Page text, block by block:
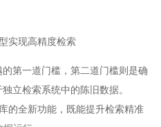
实现高精度检索
第一道门槛，第二道门槛则是确
立检索系统中的陈旧数据。
的全新功能，既能提升检索精准